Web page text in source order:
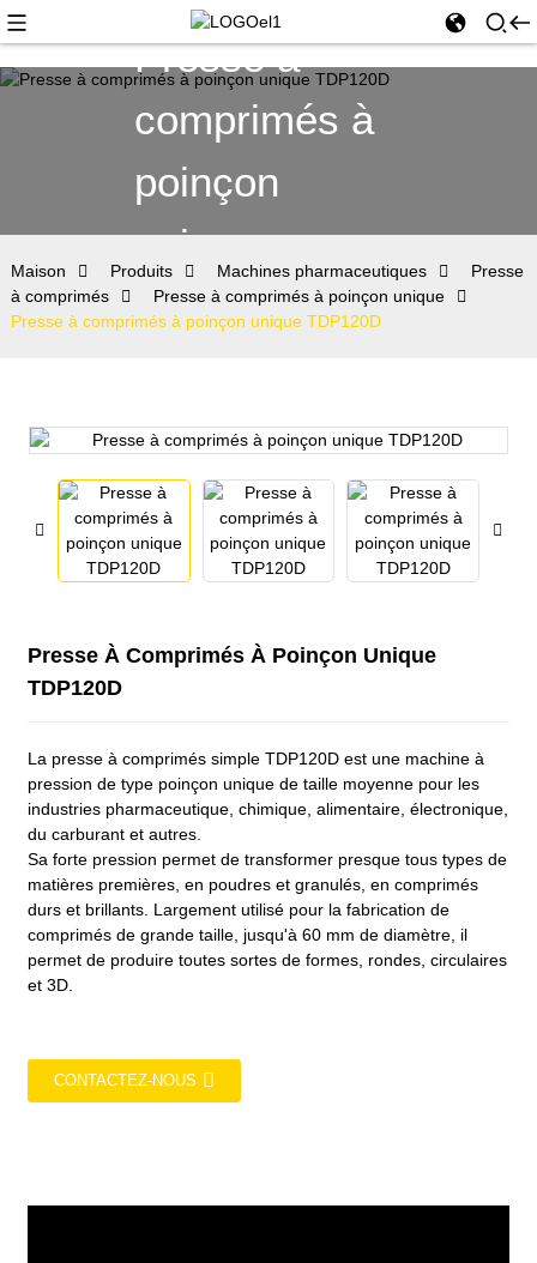
Presse à
comprimés à
poinçon
unique
Maison Produits Machines pharmaceutiques
Presse
à comprimés
Presse à comprimés à poinçon unique
Presse à comprimés à poinçon unique TDP120D
Presse À Comprimés À Poinçon Unique
TDP120D
La presse à comprimés simple TDP120D est une machine à
pression de type poinçon unique de taille moyenne pour les
industries pharmaceutique, chimique, alimentaire, électronique,
du carburant et autres.
Sa forte pression permet de transformer presque tous types de
matières premières, en poudres et granulés, en comprimés
durs et brillants. Largement utilisé pour la fabrication de
comprimés de grande taille, jusqu'à 60 mm de diamètre, il
permet de produire toutes sortes de formes, rondes, circulaires
et 3D.
CONTACTEZ-NOUS